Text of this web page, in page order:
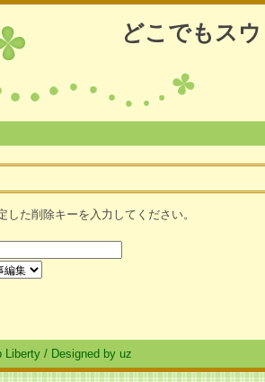
どこでもス
した削除キーを入力してください。
Liberty / Designed by uz